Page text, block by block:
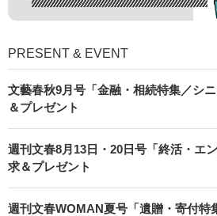
PRESENT & EVENT
文藝春秋9月号「金融・相続特集／シ
＆プレゼント
週刊文春8月13日・20日号「終活・エ
求＆プレゼント
週刊文春WOMAN夏号「遺贈・寄付特